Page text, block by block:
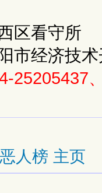
区看守所
市经济技
25205437
恶人榜 主页